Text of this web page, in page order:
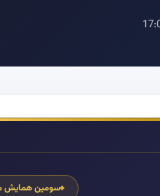
سومین همایش